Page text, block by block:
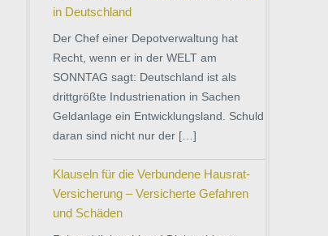
in Deutschland
Der Chef einer Depotverwaltung hat
Recht, wenn er in der WELT am
SONNTAG sagt: Deutschland ist als
drittgrößte Industrienation in Sachen
Geldanlage ein Entwicklungsland. Schuld
daran sind nicht nur der […]
Klauseln für die Verbundene Hausrat-
Versicherung – Versicherte Gefahren
und Schäden